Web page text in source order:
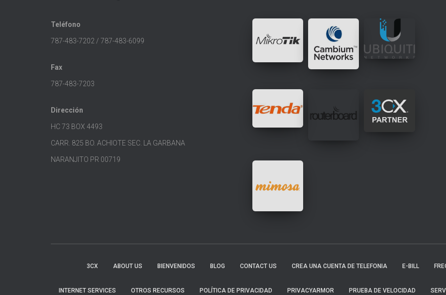
Teléfono
787-483-7202 / 787-483-6099
Fax
787-483-7203
Dirección
HC 73 BOX 4493
CARR. 825 BO. ACHIOTE SEC. LA GARBANA
NARANJITO PR 00719
3CX ABOUT US BIENVENIDOS BLOG CONTACT US CREA UNA CUENTA DE TELEFONIA E-BILL
INTERNET SERVICES OTROS RECURSOS POLÍTICA DE PRIVACIDAD PRIVACYARMOR PRUEBA DE VELOCIDAD